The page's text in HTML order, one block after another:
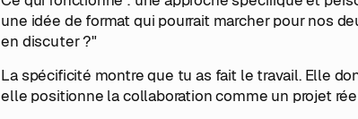
une idée de format qui pourrait marcher pour nos
en discuter ?"
La spécificité montre que tu as fait le travail. Elle
elle positionne la collaboration comme un projet